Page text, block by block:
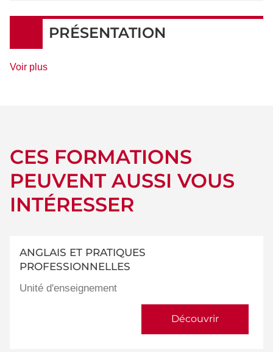
Rythme
PRÉSENTATION
Voir plusde
CES FORMATIONS
PEUVENT AUSSI VOUS
INTÉRESSER
ANGLAIS ET PRATIQUES
PROFESSIONNELLES
Unité d'enseignement
Découvrir